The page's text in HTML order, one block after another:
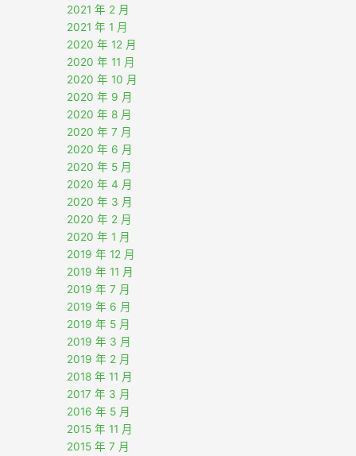
2021 年 2 月
2021 年 1 月
2020 年 12 月
2020 年 11 月
2020 年 10 月
2020 年 9 月
2020 年 8 月
2020 年 7 月
2020 年 6 月
2020 年 5 月
2020 年 4 月
2020 年 3 月
2020 年 2 月
2020 年 1 月
2019 年 12 月
2019 年 11 月
2019 年 7 月
2019 年 6 月
2019 年 5 月
2019 年 3 月
2019 年 2 月
2018 年 11 月
2017 年 3 月
2016 年 5 月
2015 年 11 月
2015 年 7 月